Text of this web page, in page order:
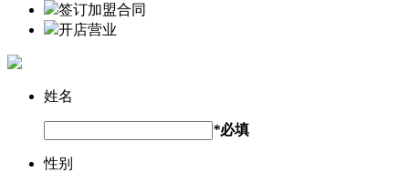
签订加盟合同
开店营业
姓名
*必填
性别